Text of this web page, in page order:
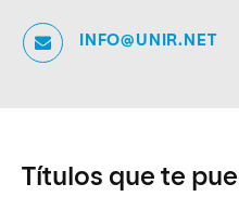
INFO@UNIR.NET
Títulos que te